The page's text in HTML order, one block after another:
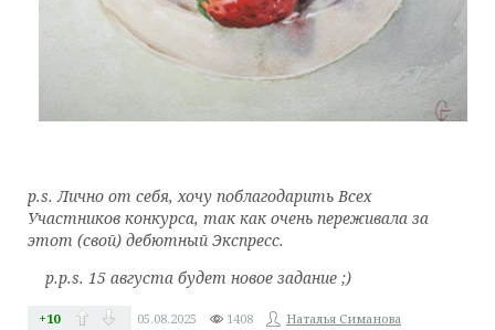
p.s. Лично от себя, хочу поблагодарить Всех
Участников конкурса, так как очень переживала за
этот (свой) дебютный Экспресс.
p.p.s. 15 августа будет новое задание ;)
+10 05.08.2025 1408 Наталья Симанова